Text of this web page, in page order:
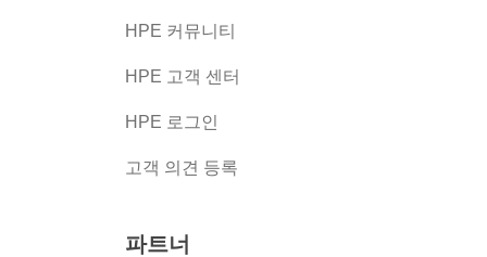
HPE 커뮤니티
HPE 고객 센터
HPE 로그인
고객 의견 등록
파트너